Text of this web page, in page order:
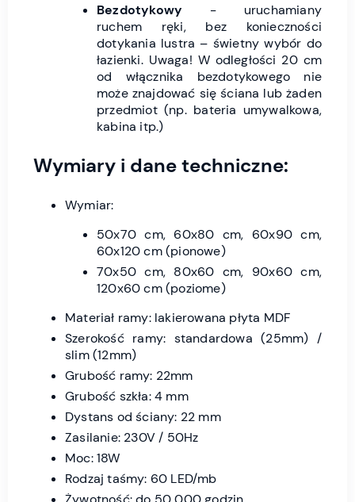
Bezdotykowy - uruchamiany
ruchem ręki, bez konieczności
dotykania lustra – świetny wybór do
łazienki. Uwaga! W odległości 20 cm
od włącznika bezdotykowego nie
może znajdować się ściana lub żaden
przedmiot (np. bateria umywalkowa,
kabina itp.)
Wymiary i dane techniczne:
Wymiar:
50x70 cm, 60x80 cm, 60x90 cm,
60x120 cm (pionowe)
70x50 cm, 80x60 cm, 90x60 cm,
120x60 cm (poziome)
Materiał ramy: lakierowana płyta MDF
Szerokość ramy: standardowa (25mm) /
slim (12mm)
Grubość ramy: 22mm
Grubość szkła: 4 mm
Dystans od ściany: 22 mm
Zasilanie: 230V / 50Hz
Moc: 18W
Rodzaj taśmy: 60 LED/mb